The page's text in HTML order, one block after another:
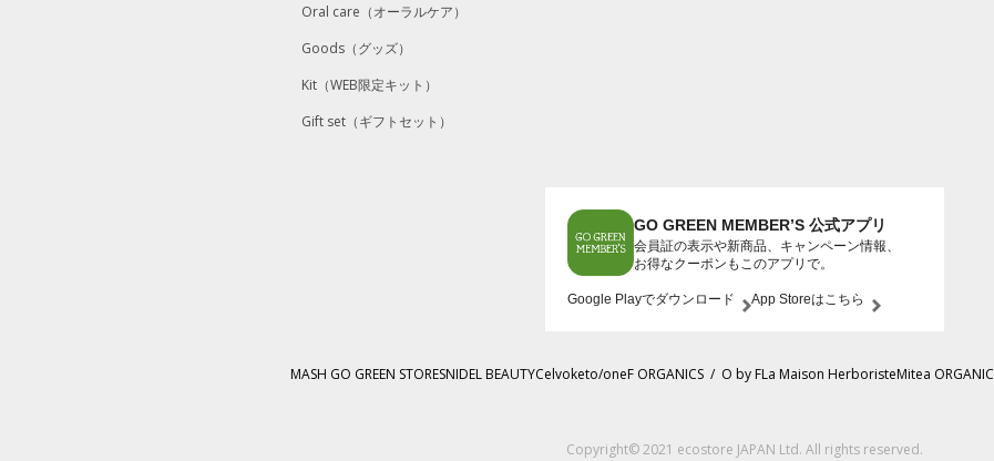
Oral care （オーラルケア）
Goods （グッズ）
Kit （WEB限定キット）
Gift set （ギフトセット）
GO GREEN MEMBER’S 公式アプリ
会員証の表示や新商品、キャンペーン情報、
お得なクーポンもこのアプリで。
Google Playでダウンロード App Storeはこちら
MASH GO GREEN STORESNIDEL BEAUTYCelvoketo/oneF ORGANICS / O by FLa Maison HerboristeMitea ORGANIC
Copyright© 2021 ecostore JAPAN Ltd. All rights reserved.